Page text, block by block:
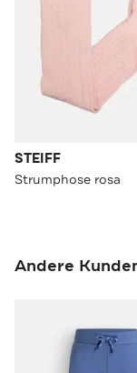
STEIFF
Strumphose rosa
Andere